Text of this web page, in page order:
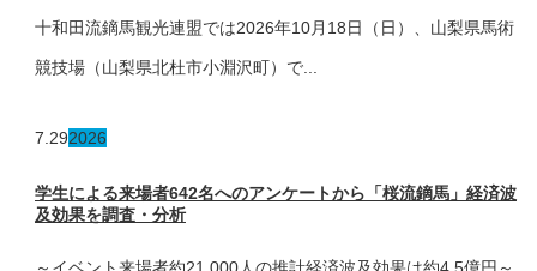
十和田流鏑馬観光連盟では2026年10月18日（日）、山梨県馬術
競技場（山梨県北杜市小淵沢町）で...
7.292026
学生による来場者642名へのアンケートから「桜流鏑馬」経済波
及効果を調査・分析